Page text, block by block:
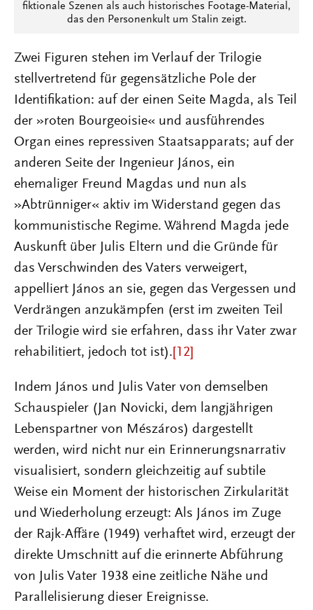
fiktionale Szenen als auch historisches Footage-Material,
das den Personenkult um Stalin zeigt.
Zwei Figuren stehen im Verlauf der Trilogie
stellvertretend für gegensätzliche Pole der
Identifikation: auf der einen Seite Magda, als Teil
der »roten Bourgeoisie« und ausführendes
Organ eines repressiven Staatsapparats; auf der
anderen Seite der Ingenieur János, ein
ehemaliger Freund Magdas und nun als
»Abtrünniger« aktiv im Widerstand gegen das
kommunistische Regime. Während Magda jede
Auskunft über Julis Eltern und die Gründe für
das Verschwinden des Vaters verweigert,
appelliert János an sie, gegen das Vergessen und
Verdrängen anzukämpfen (erst im zweiten Teil
der Trilogie wird sie erfahren, dass ihr Vater zwar
rehabilitiert, jedoch tot ist). [12]
Indem János und Julis Vater von demselben
Schauspieler (Jan Novicki, dem langjährigen
Lebenspartner von Mészáros) dargestellt
werden, wird nicht nur ein Erinnerungsnarrativ
visualisiert, sondern gleichzeitig auf subtile
Weise ein Moment der historischen Zirkularität
und Wiederholung erzeugt: Als János im Zuge
der Rajk-Affäre (1949) verhaftet wird, erzeugt der
direkte Umschnitt auf die erinnerte Abführung
von Julis Vater 1938 eine zeitliche Nähe und
Parallelisierung dieser Ereignisse.